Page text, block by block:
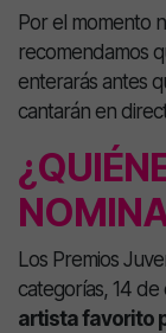
Por el momento
recomendamos
enterarás antes
cantarán en
Los Premios
categorías, 14 de
artista favorito